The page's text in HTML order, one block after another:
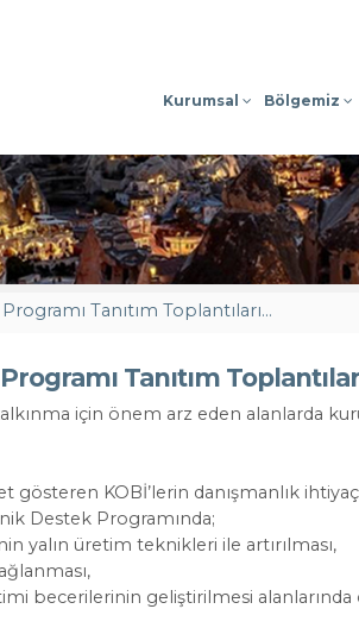
Kurumsal Bölgemiz
2023 Yılı Teknik Destek Programı Tanıtım Toplantıları Takvimi
Tanıtım
için önem arz eden alanlarda
KOBİ’lerin danışmanlık
Destek Programında;
yalın üretim teknikleri ile artırılması,
becerilerinin geliştirilmesi